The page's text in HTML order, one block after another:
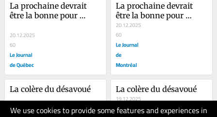
We use cookies to provide some features and experiences in
La prochaine devrait
être la bonne pour
20.12.2025
60
Le Journal
de Québec
La prochaine devrait
être la bonne pour
Duhaime
20.12.2025
60
Le Journal
de
Montréal
La colère du désavoué
19.12.2025
La colère du désavoué
19.12.2025
60